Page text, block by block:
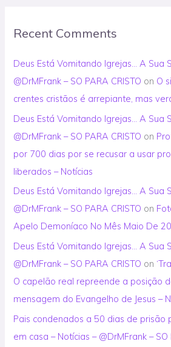
Recent Comments
Deus Está Vomitando Igrejas… A Sua
@DrMFrank – SO PARA CRISTO on O
crentes cristãos é arrepiante, mas
Deus Está Vomitando Igrejas… A Sua
@DrMFrank – SO PARA CRISTO on
por 700 dias por se recusar a usar
liberados – Notícias
Deus Está Vomitando Igrejas… A Sua
@DrMFrank – SO PARA CRISTO on
Apelo Demoníaco No Mês Maio De
Deus Está Vomitando Igrejas… A Sua
@DrMFrank – SO PARA CRISTO on
O capelão real repreende a posição
mensagem do Evangelho de Jesus –
Pais condenados a 50 dias de prisão
em casa – Notícias – @DrMFrank – SO